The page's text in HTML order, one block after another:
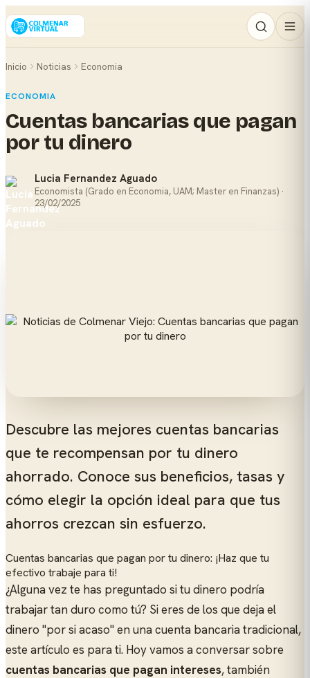
Inicio Noticias Economia
ECONOMIA
Cuentas bancarias que pagan
por tu dinero
Lucia Fernandez Aguado
Economista (Grado en Economia, UAM; Master en Finanzas) ·
23/02/2025
Descubre las mejores cuentas bancarias
que te recompensan por tu dinero
ahorrado. Conoce sus beneficios, tasas y
cómo elegir la opción ideal para que tus
ahorros crezcan sin esfuerzo.
Cuentas bancarias que pagan por tu dinero: ¡Haz que tu
efectivo trabaje para ti!
¿Alguna vez te has preguntado si tu dinero podría
trabajar tan duro como tú? Si eres de los que deja el
dinero "por si acaso" en una cuenta bancaria tradicional,
este artículo es para ti. Hoy vamos a conversar sobre
cuentas bancarias que pagan intereses, también